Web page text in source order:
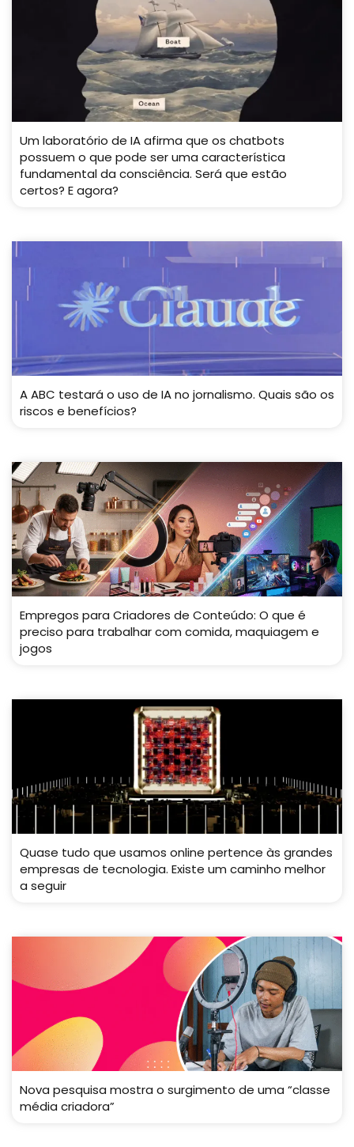
Um laboratório de IA afirma que os chatbots
possuem o que pode ser uma característica
fundamental da consciência. Será que estão
certos? E agora?
A ABC testará o uso de IA no jornalismo. Quais são os
riscos e benefícios?
Empregos para Criadores de Conteúdo: O que é
preciso para trabalhar com comida, maquiagem e
jogos
Quase tudo que usamos online pertence às grandes
empresas de tecnologia. Existe um caminho melhor
a seguir
Nova pesquisa mostra o surgimento de uma “classe
média criadora”